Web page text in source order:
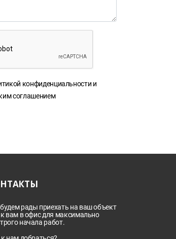
конфиденциальности и
соглашением
рады приехать на ваш объект
вам в офис для максимально
начала работ.